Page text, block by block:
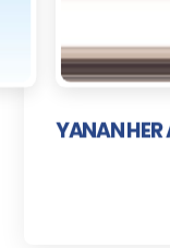
YANAN HER